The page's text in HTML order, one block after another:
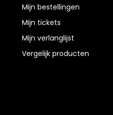
Mijn bestellingen
Mijn tickets
Mijn verlanglijst
Vergelijk producten